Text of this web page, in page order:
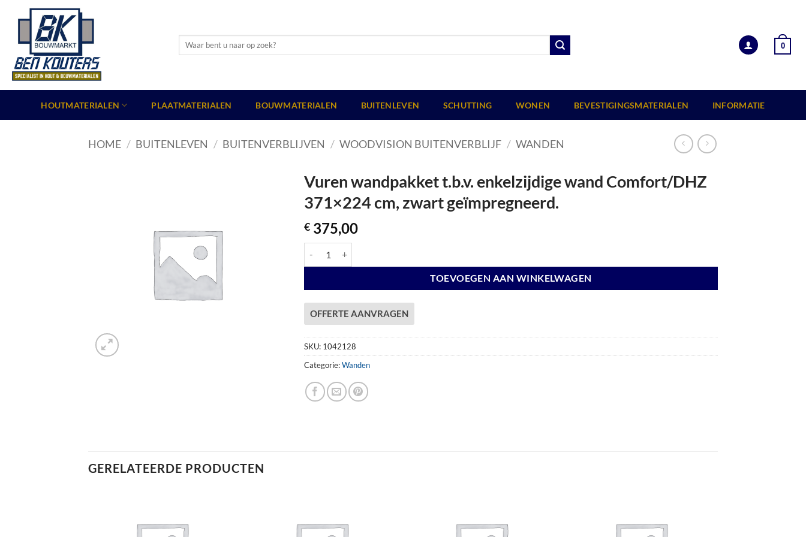
Zoeken
0
HOUTMATERIALEN PLAATMATERIALEN BOUWMATERIALEN BUITENLEVEN SCHUTTING WONEN BEVESTIGINGSMATERIALEN INFORMATIE
HOME / BUITENLEVEN / BUITENVERBLIJVEN / WOODVISION BUITENVERBLIJF / WANDEN
Vuren wandpakket t.b.v. enkelzijdige wand Comfort/DHZ
371×224 cm, zwart geïmpregneerd.
€ 375,00
TOEVOEGEN AAN WINKELWAGEN
OFFERTE AANVRAGEN
SKU: 1042128
Categorie:Wanden
GERELATEERDE PRODUCTEN